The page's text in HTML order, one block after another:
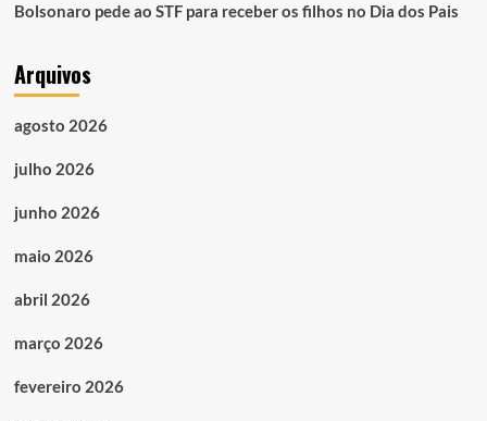
Bolsonaro pede ao STF para receber os filhos no Dia dos Pais
Arquivos
agosto 2026
julho 2026
junho 2026
maio 2026
abril 2026
março 2026
fevereiro 2026